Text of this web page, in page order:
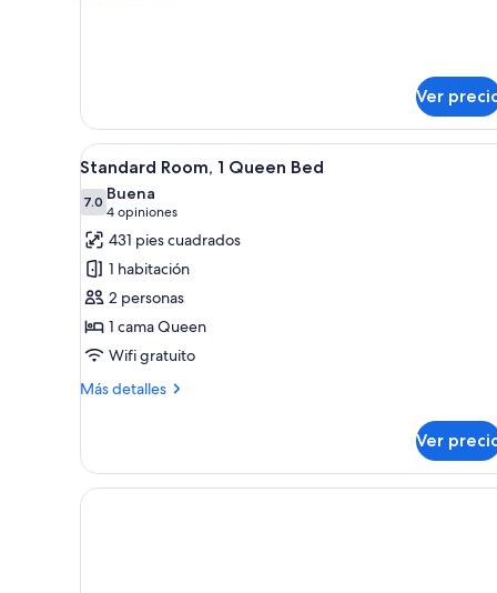
-
First
floor
Ver
Abrir
todas
las
fotos
de
Standard
Room,
1
Queen
Bed
Habitación de hotel con
4
Standard Room, 1 Queen Bed
7.07.0 de 10
Buena
4 opiniones
(4
opiniones)
431 pies cuadrados
1 habitación
2 personas
1 cama Queen
Wifi gratuito
Más detalles
Más
Room,
Queen
Ver